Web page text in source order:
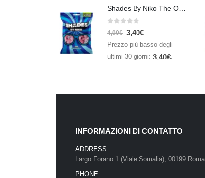
4,00€ 3,40€
Prezzo più basso degli
ultimi 30 giorni: 3,40€
INFORMAZIONI DI CONTATTO
ADDRESS:
Largo Forano 1 (Viale Somalia), 00199 Roma
PHONE: